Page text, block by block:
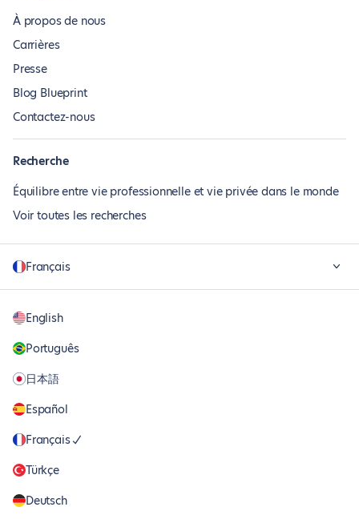
À propos de nous
Carrières
Presse
Blog Blueprint
Contactez-nous
Recherche
Équilibre entre vie professionnelle et vie privée dans le monde
Voir toutes les recherches
Français
English
Português
日本語
Español
Français
Türkçe
Deutsch